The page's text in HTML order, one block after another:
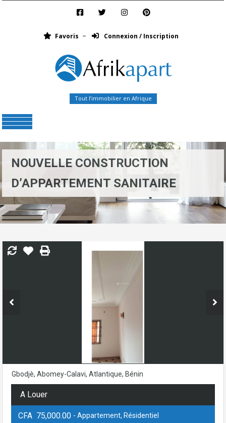
Favoris Connexion / Inscription
Tout l’immobilier en Afrique
NOUVELLE CONSTRUCTION
D’APPARTEMENT SANITAIRE
Gbodjè, Abomey-Calavi, Atlantique, Bénin
A Louer
CFA 75,000.00 - Appartement, Résidentiel